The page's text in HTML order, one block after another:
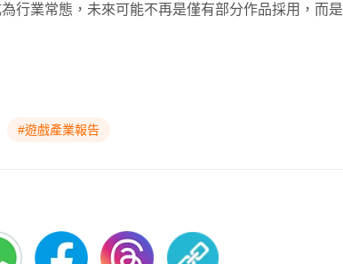
行業常態，未來可能不再是僅有部分作品採用，而是
#遊戲產業報告